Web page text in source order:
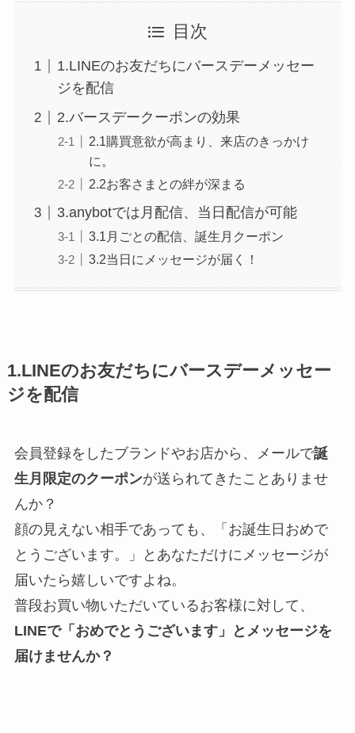
目次
1.LINEのお友だちにバースデーメッセー
ジを配信
2.バースデークーポンの効果
2.1購買意欲が高まり、来店のきっかけ
に。
2.2お客さまとの絆が深まる
3.anybotでは月配信、当日配信が可能
3.1月ごとの配信、誕生月クーポン
3.2当日にメッセージが届く！
1.LINEのお友だちにバースデーメッセー
ジを配信
会員登録をしたブランドやお店から、メールで誕
生月限定のクーポンが送られてきたことありませ
んか？
顔の見えない相手であっても、「お誕生日おめで
とうございます。」とあなただけにメッセージが
届いたら嬉しいですよね。
普段お買い物いただいているお客様に対して、
LINEで「おめでとうございます」とメッセージを
届けませんか？